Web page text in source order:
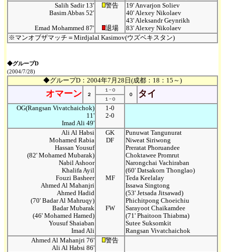
Salih Sadir 13'
Basim Abbas 52'
Emad Mohammed 87'
警告
退場
19' Anvarjon Soliev
40' Alexey Nikolaev
43' Aleksandr Geynrikh
83' Alexey Nikolaev
※マンオブザマッチ＝Mirdjalal Kasimov(ウズベキスタン)
◆グループD
(2004/7/28)
◆グループD：2004年7月28日(成都：18：15～)
オマーン ２
１−０
０
タイ
１−０
OG(Rangsan Vivatchaichok)
11'
Imad Ali 49'
1-0
2-0
Ali Al Habsi
Mohamed Rabia
Hassan Yousuf
(82' Mohamed Mubarak)
Nabil Ashoor
Khalifa Ayil
Fouzi Basheer
Ahmed Al Mahanjri
Ahmed Hadid
(70' Badar Al Mahruqy)
Badar Mubarak
(46' Mohamed Hamed)
Yousuf Shaiaban
Imad Ali
GK
DF
MF
FW
Punuwat Tangunurat
Niweat Siriwong
Preratat Phoruandee
Choktawee Promrut
Narongchai Vachiraban
(60' Datsakorn Thonglao)
Teda Keelalay
Issawa Singtong
(53' Jetsada Jitsawad)
Phichitpong Choeichiu
Sarayoot Chaikamdee
(71' Phaitoon Thiabma)
Sutee Suksomkit
Rangsan Vivatchaichok
Ahmed Al Mahanjri 76'
Ali Al Habsi 86'
警告